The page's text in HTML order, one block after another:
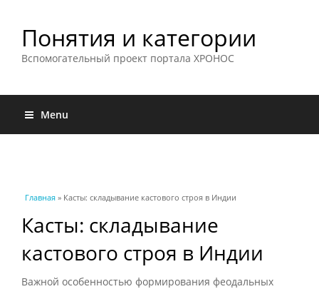
Понятия и категории
Вспомогательный проект портала ХРОНОС
Menu
Вы здесь
Главная » Касты: складывание кастового строя в Индии
Касты: складывание
кастового строя в Индии
Важной особенностью формирования феодальных